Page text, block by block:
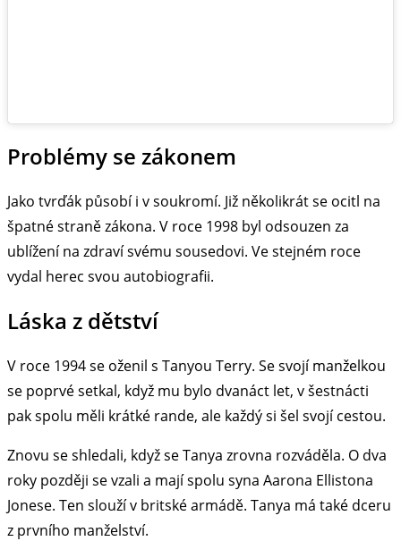
Problémy se zákonem
Jako tvrďák působí i v soukromí. Již několikrát se ocitl na
špatné straně zákona. V roce 1998 byl odsouzen za
ublížení na zdraví svému sousedovi. Ve stejném roce
vydal herec svou autobiografii.
Láska z dětství
V roce 1994 se oženil s Tanyou Terry. Se svojí manželkou
se poprvé setkal, když mu bylo dvanáct let, v šestnácti
pak spolu měli krátké rande, ale každý si šel svojí cestou.
Znovu se shledali, když se Tanya zrovna rozváděla. O dva
roky později se vzali a mají spolu syna Aarona Ellistona
Jonese. Ten slouží v britské armádě. Tanya má také dceru
z prvního manželství.